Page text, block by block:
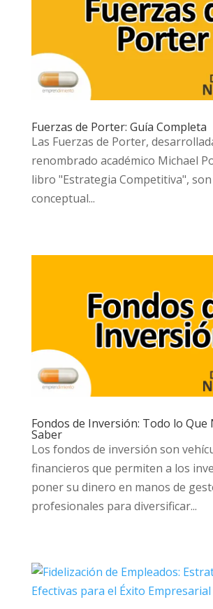
Fuerzas de Porter: Guía Completa
Las Fuerzas de Porter,
renombrado académico Michael
libro "Estrategia Competitiva",
conceptual...
Fondos de Inversión: Todo lo Que
Saber
Los fondos de inversión son
financieros que permiten a los
poner su dinero en manos de
profesionales para diversificar...